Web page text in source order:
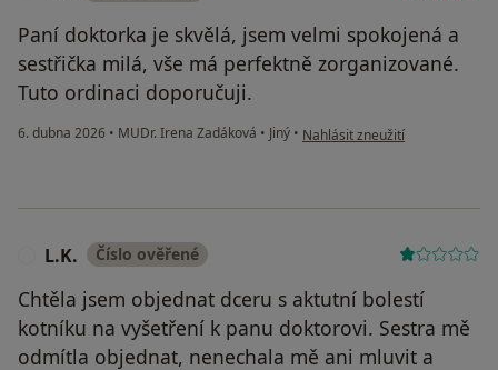
Paní doktorka je skvělá, jsem velmi spokojená a
sestřička milá, vše má perfektně zorganizované.
Tuto ordinaci doporučuji.
6. dubna 2026 • MUDr. Irena Zadáková • Jiný • podle názoru uživatele V.F.
Nahlásit zneužití
L.K. Číslo ověřené
Chtěla jsem objednat dceru s aktutní bolestí
kotníku na vyšetření k panu doktorovi. Sestra mě
odmítla objednat, nenechala mě ani mluvit a